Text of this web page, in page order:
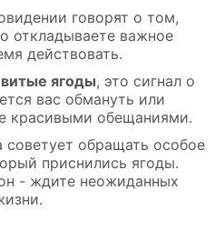
говорят о том,
откладываете важное
действовать.
ягоды, это сигнал о
вас обмануть или
красивыми обещаниями.
обращать особое
приснились ягоды.
- ждите неожиданных